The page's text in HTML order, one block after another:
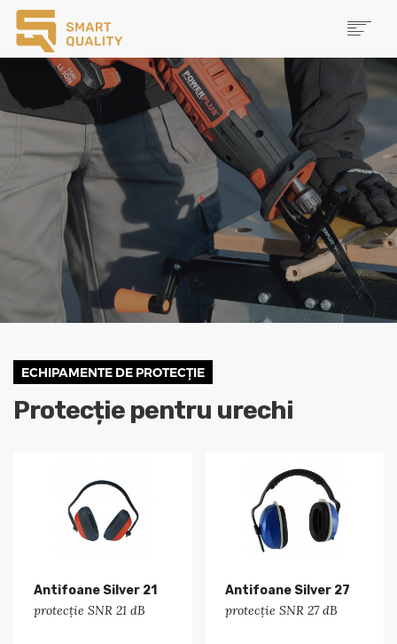
PRODUSE
NOUTĂȚI
MAI MULTE
ECHIPAMENTE DE PROTECȚIE
Protecție pentru urechi
Antifoane Silver 21
protecție SNR 21 dB
Antifoane Silver 27
protecție SNR 27 dB